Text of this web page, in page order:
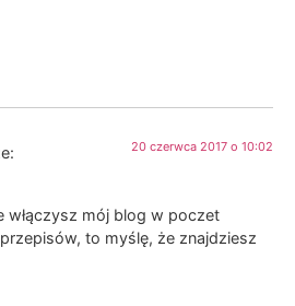
20 czerwca 2017 o 10:02
włączysz mój blog w poczet
to myślę, że znajdziesz